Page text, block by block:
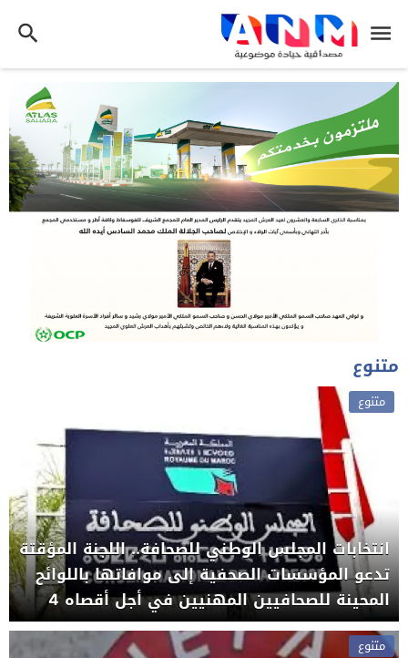
متنوع
متنوع
انتخابات المجلس الوطني للصحافة.. اللجنة المؤقتة
تدعو المؤسسات الصحفية إلى موافاتها باللوائح
المحينة للصحافيين المهنيين في أجل أقصاه 4
غشت.
متنوع